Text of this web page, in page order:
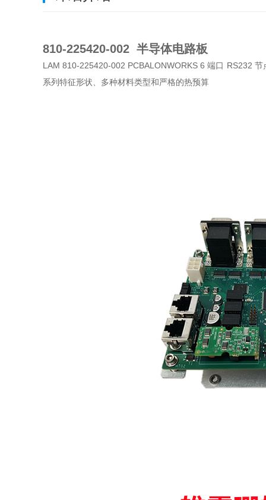
810-225420-002 半导体电路板
LAM 810-225420-002 PCBALONWORKS 6 端口 RS232
系列特征形状、多种材料类型和严格的热预算